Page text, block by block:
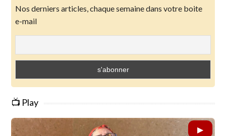
Nos derniers articles, chaque semaine dans votre boite
e-mail
📺 Play